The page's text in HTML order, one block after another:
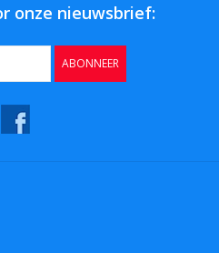
onze nieuwsbrief:
ABONNEER